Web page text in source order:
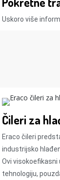
Uskoro više
Čileri za
Eraco čileri
industrijsko
Ovi
tehnologiju,